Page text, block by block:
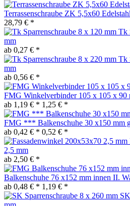
Terrassenschraube ZK 5,5x60
28,79 € *
Tk
mm
ab 0,27 € *
Tk
mm
ab 0,56 € *
FMG Winkelverbinder 105 x 105 x 90
ab 1,19 € * 1,25 € *
FMG *** Balkenschuhe 30 x150 mm
ab 0,42 € * 0,52 € *
2,5 mm
ab 2,50 € *
Balkenschuhe 76 x152 mm innen II.
ab 0,48 € * 1,19 € *